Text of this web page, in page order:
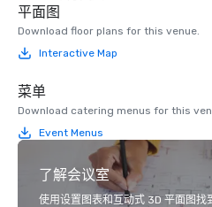
平面图
Download floor plans for this venue.
Interactive Map
菜单
Download catering menus for this
Event Menus
了解会议室
使用设置图表和互动式 3D 平面图找